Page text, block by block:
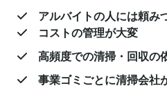
アルバイトの人には頼み
コストの管理が大変
高頻度での清掃・回収の
事業ゴミごとに清掃会社